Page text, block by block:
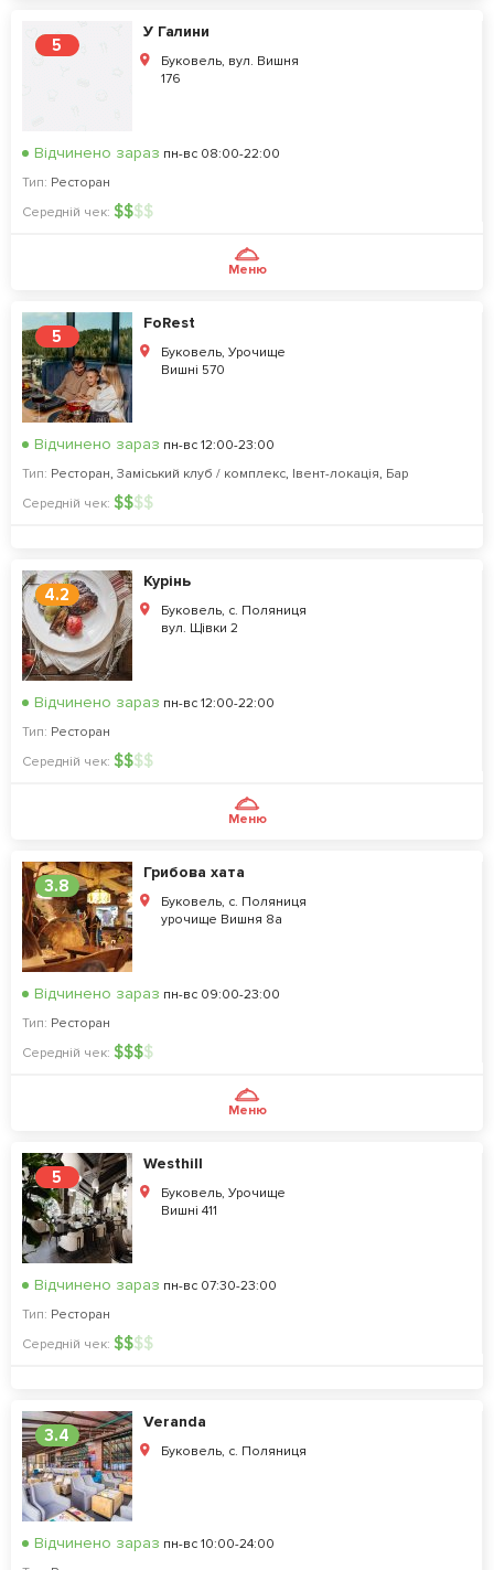
5
У Галини
Буковель, вул. Вишня
176
Відчинено зараз пн-вс 08:00-22:00
Тип: Ресторан
Середній чек: $$$$
Меню
5
FoRest
Буковель, Урочище
Вишні 570
Відчинено зараз пн-вс 12:00-23:00
Тип: Ресторан, Заміський клуб / комплекс, Івент-локація, Бар
Середній чек: $$$$
4.2
Курінь
Буковель, с. Поляниця
вул. Щівки 2
Відчинено зараз пн-вс 12:00-22:00
Тип: Ресторан
Середній чек: $$$$
Меню
3.8
Грибова хата
Буковель, с. Поляниця
урочище Вишня 8а
Відчинено зараз пн-вс 09:00-23:00
Тип: Ресторан
Середній чек: $$$$
Меню
5
Westhill
Буковель, Урочище
Вишні 411
Відчинено зараз пн-вс 07:30-23:00
Тип: Ресторан
Середній чек: $$$$
3.4
Veranda
Буковель, с. Поляниця
Відчинено зараз пн-вс 10:00-24:00